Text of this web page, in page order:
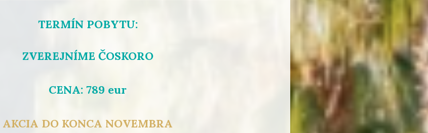
TERMÍN POBYTU:
ZVEREJNÍME ČOSKORO
CENA: 789 eur
AKCIA DO KONCA NOVEMBRA